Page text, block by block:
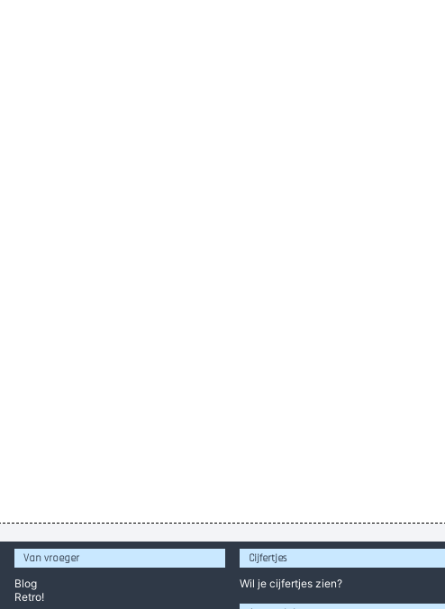
Van vroeger
Blog
Retro!
Cijfertjes
Wil je cijfertjes zien?